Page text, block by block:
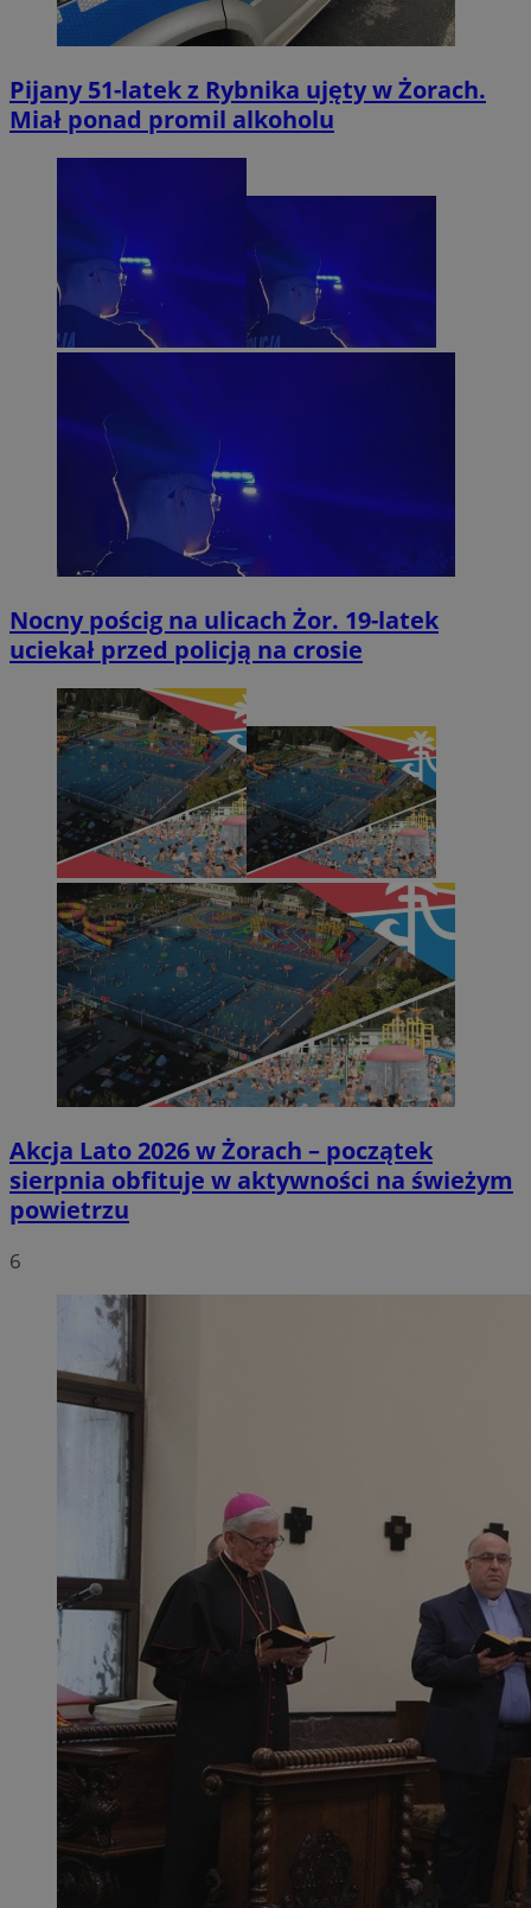
Pijany 51-latek z Rybnika ujęty w Żorach.
Miał ponad promil alkoholu
Nocny pościg na ulicach Żor. 19-latek
uciekał przed policją na crosie
Akcja Lato 2026 w Żorach – początek
sierpnia obfituje w aktywności na świeżym
powietrzu
6